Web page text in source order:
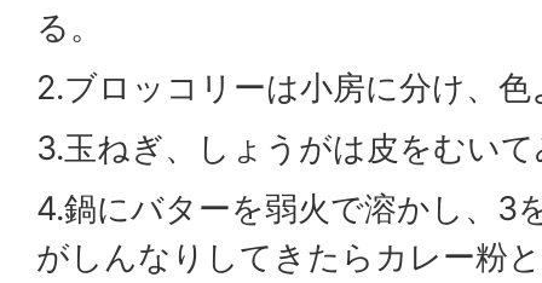
る。
2.ブロッコリーは小房に分け、
3.玉ねぎ、しょうがは皮をむい
4.鍋にバターを弱火で溶かし、3
がしんなりしてきたらカレー粉